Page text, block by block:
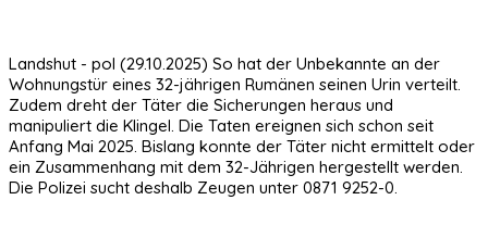
Landshut - pol (29.10.2025) So hat der Unbekannte an der
Wohnungstür eines 32-jährigen Rumänen seinen Urin verteilt.
Zudem dreht der Täter die Sicherungen heraus und
manipuliert die Klingel. Die Taten ereignen sich schon seit
Anfang Mai 2025. Bislang konnte der Täter nicht ermittelt oder
ein Zusammenhang mit dem 32-Jährigen hergestellt werden.
Die Polizei sucht deshalb Zeugen unter 0871 9252-0.